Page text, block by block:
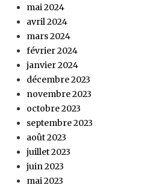
mai 2024
avril 2024
mars 2024
février 2024
janvier 2024
décembre 2023
novembre 2023
octobre 2023
septembre 2023
août 2023
juillet 2023
juin 2023
mai 2023